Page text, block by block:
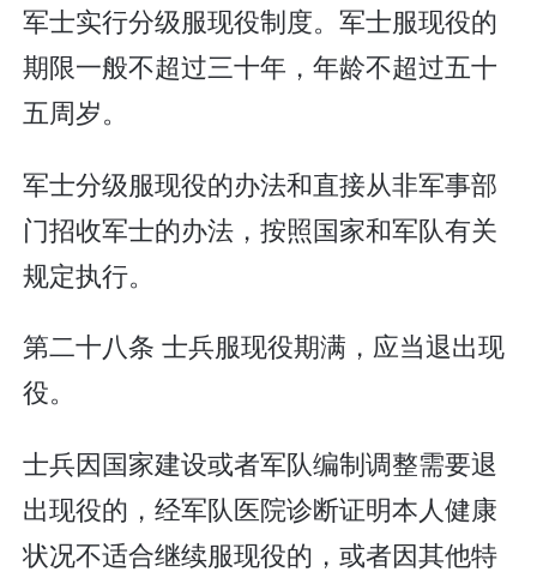
军士实行分级服现役制度。军士服现役的
期限一般不超过三十年，年龄不超过五十
五周岁。
军士分级服现役的办法和直接从非军事部
门招收军士的办法，按照国家和军队有关
规定执行。
第二十八条 士兵服现役期满，应当退出现
役。
士兵因国家建设或者军队编制调整需要退
出现役的，经军队医院诊断证明本人健康
状况不适合继续服现役的，或者因其他特